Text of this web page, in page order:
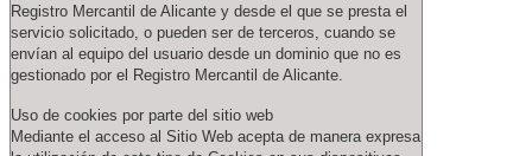
Registro Mercantil de Alicante y desde el que se presta el
servicio solicitado, o pueden ser de terceros, cuando se
envían al equipo del usuario desde un dominio que no es
gestionado por el Registro Mercantil de Alicante.
Uso de cookies por parte del sitio web
Mediante el acceso al Sitio Web acepta de manera expresa